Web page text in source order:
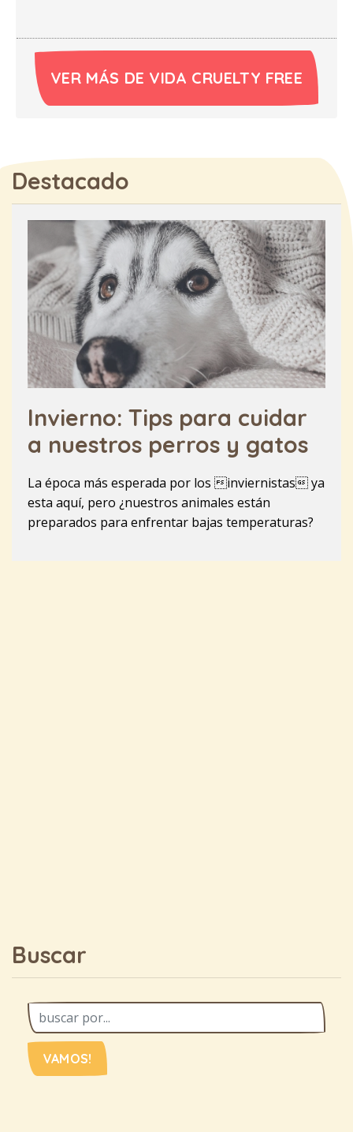
VER MÁS DE VIDA CRUELTY FREE
Destacado
Invierno: Tips para cuidar
a nuestros perros y gatos
La época más esperada por los inviernistas ya
esta aquí, pero ¿nuestros animales están
preparados para enfrentar bajas temperaturas?
Buscar
VAMOS!